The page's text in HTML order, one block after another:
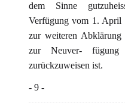
dem Sinne
Verfügung vom 1. April
zur weiteren
zur Neuver- fügung
zurückzuweisen ist.
- 9 -